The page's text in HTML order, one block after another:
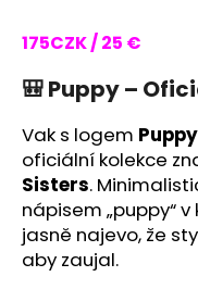
0,0
out
5
175CZK / 25 €
🎒Puppy –
Vak s logem Puppy
oficiální kolekce
Sisters.
nápisem „puppy“
jasně najevo, že
aby zaujal.
o
r
W